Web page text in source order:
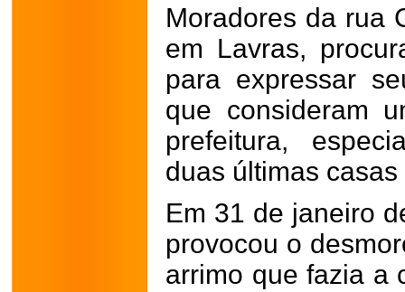
Moradores da rua
em Lavras,
para expressar
que consideram
prefeitura,
duas últimas casas
Em 31 de janeiro
provocou o
arrimo que fazia a